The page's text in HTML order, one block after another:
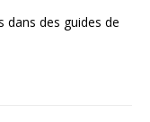
dans des guides de